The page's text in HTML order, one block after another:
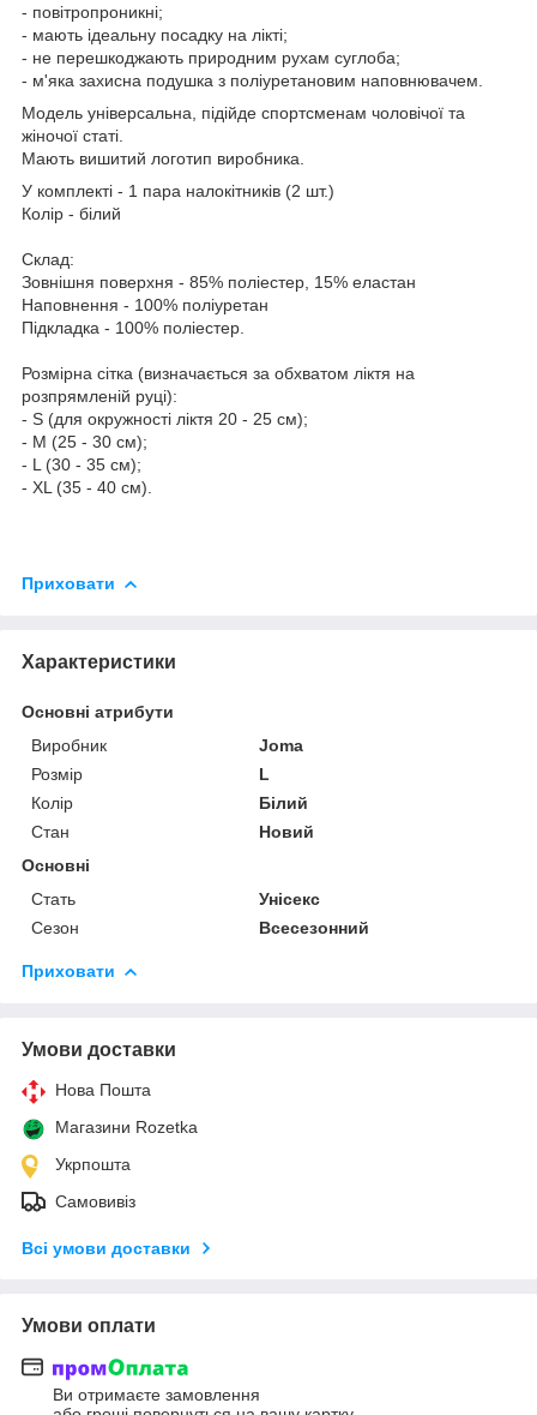
- повітропроникні;
- мають ідеальну посадку на лікті;
- не перешкоджають природним рухам суглоба;
- м'яка захисна подушка з поліуретановим наповнювачем.
Модель універсальна, підійде спортсменам чоловічої та
жіночої статі.
Мають вишитий логотип виробника.
У комплекті - 1 пара налокітників (2 шт.)
Колір - білий
Склад:
Зовнішня поверхня - 85% поліестер, 15% еластан
Наповнення - 100% поліуретан
Підкладка - 100% поліестер.
Розмірна сітка (визначається за обхватом ліктя на
розпрямленій руці):
- S (для окружності ліктя 20 - 25 см);
- М (25 - 30 см);
- L (30 - 35 см);
- XL (35 - 40 см).
Приховати
Характеристики
Основні атрибути
Виробник
Joma
Розмір
L
Колір
Білий
Стан
Новий
Основні
Стать
Унісекс
Сезон
Всесезонний
Приховати
Умови доставки
Нова Пошта
Магазини Rozetka
Укрпошта
Самовивіз
Всі умови доставки
Умови оплати
Ви отримаєте замовлення